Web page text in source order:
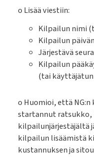
o Lisää viestiin:
Kilpailun nimi
Kilpailun
Järjestävä
Kilpailun
(tai
o Huomioi, että NG:n
startannut ratsukko,
kilpailunjärjestäjältä
kilpailun lisäämistä
kustannuksen ja